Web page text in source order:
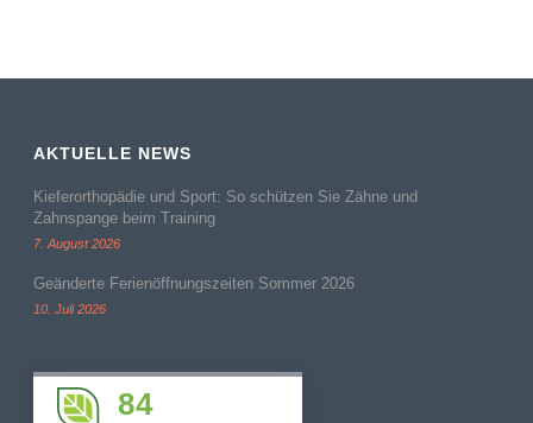
AKTUELLE NEWS
Kieferorthopädie und Sport: So schützen Sie Zähne und
Zahnspange beim Training
7. August 2026
Geänderte Ferienöffnungszeiten Sommer 2026
10. Juli 2026
84